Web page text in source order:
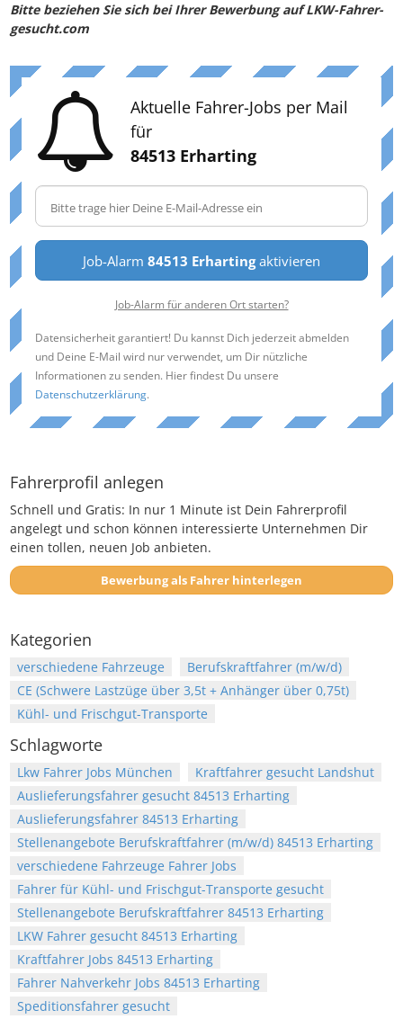
Bitte beziehen Sie sich bei Ihrer Bewerbung auf LKW-Fahrer-
gesucht.com
Aktuelle Fahrer-Jobs per Mail
für
84513 Erharting
Job-Alarm 84513 Erhartingaktivieren
Job-Alarm für anderen Ort starten?
Datensicherheit garantiert! Du kannst Dich jederzeit abmelden
und Deine E-Mail wird nur verwendet, um Dir nützliche
Informationen zu senden. Hier findest Du unsere
Datenschutzerklärung.
Fahrerprofil anlegen
Schnell und Gratis: In nur 1 Minute ist Dein Fahrerprofil
angelegt und schon können interessierte Unternehmen Dir
einen tollen, neuen Job anbieten.
Bewerbung als Fahrer hinterlegen
Kategorien
verschiedene Fahrzeuge
Berufskraftfahrer (m/w/d)
CE (Schwere Lastzüge über 3,5t + Anhänger über 0,75t)
Kühl- und Frischgut-Transporte
Schlagworte
Lkw Fahrer Jobs München
Kraftfahrer gesucht Landshut
Auslieferungsfahrer gesucht 84513 Erharting
Auslieferungsfahrer 84513 Erharting
Stellenangebote Berufskraftfahrer (m/w/d) 84513 Erharting
verschiedene Fahrzeuge Fahrer Jobs
Fahrer für Kühl- und Frischgut-Transporte gesucht
Stellenangebote Berufskraftfahrer 84513 Erharting
LKW Fahrer gesucht 84513 Erharting
Kraftfahrer Jobs 84513 Erharting
Fahrer Nahverkehr Jobs 84513 Erharting
Speditionsfahrer gesucht